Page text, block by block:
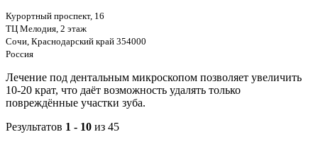
Курортный проспект, 16
ТЦ Мелодия, 2 этаж
Сочи, Краснодарский край 354000
Россия
Лечение под дентальным микроскопом позволяет увеличить
10-20 крат, что даёт возможность удалять только
повреждённые участки зуба.
Результатов 1 - 10 из 45